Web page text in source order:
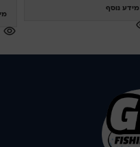
מידע נוסף